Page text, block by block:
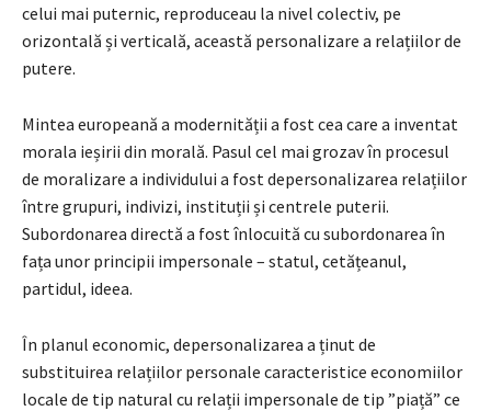
celui mai puternic, reproduceau la nivel colectiv, pe
orizontală și verticală, această personalizare a relațiilor de
putere.
Mintea europeană a modernității a fost cea care a inventat
morala ieșirii din morală. Pasul cel mai grozav în procesul
de moralizare a individului a fost depersonalizarea relațiilor
între grupuri, indivizi, instituții și centrele puterii.
Subordonarea directă a fost înlocuită cu subordonarea în
fața unor principii impersonale – statul, cetățeanul,
partidul, ideea.
În planul economic, depersonalizarea a ținut de
substituirea relațiilor personale caracteristice economiilor
locale de tip natural cu relații impersonale de tip ”piață” ce